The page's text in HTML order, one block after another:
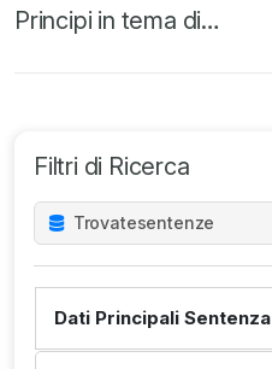
Principi in tema di…
Filtri di Ricerca
Trovatesentenze
Dati Principali Sentenza